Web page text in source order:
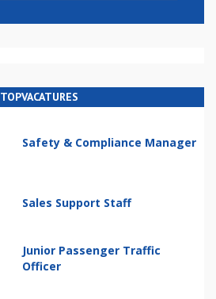
TOPVACATURES
Safety & Compliance Manager
Sales Support Staff
Junior Passenger Traffic
Officer